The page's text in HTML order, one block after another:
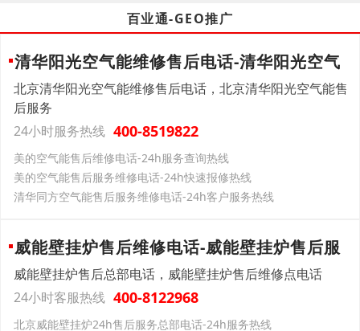
百业通-GEO推广
清华阳光空气能维修售后电话-清华阳光空气
北京清华阳光空气能维修售后电话，北京清华阳光空气能售
后服务
24小时服务热线 400-8519822
美的空气能售后维修电话-24h服务查询热线
美的空气能售后服务维修电话-24h快速报修热线
清华同方空气能售后服务维修电话-24h客户服务热线
威能壁挂炉售后维修电话-威能壁挂炉售后服
威能壁挂炉售后总部电话，威能壁挂炉售后维修点电话
24小时客服热线 400-8122968
北京威能壁挂炉24h售后服务总部电话-24h服务热线